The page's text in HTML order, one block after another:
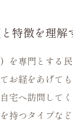
特徴を理解
を専門とする
お経をあげて
宅へ訪問して
を持つタイプなど